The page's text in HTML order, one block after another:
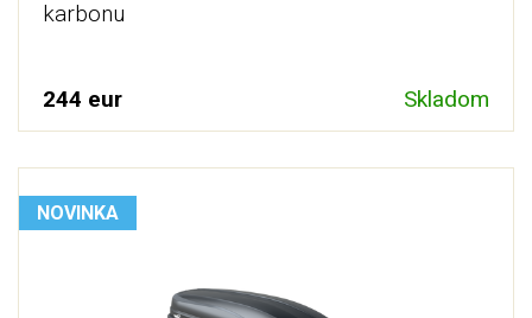
karbonu
244 eur Skladom
NOVINKA